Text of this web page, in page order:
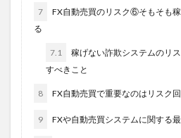
7
FX自動売買のリスク⑥そもそも
る
7.1
稼げない詐欺システムのリ
すべきこと
8 FX自動売買で重要なのはリスク
9 FXや自動売買システムに関する